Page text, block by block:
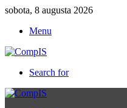
sobota, 8 augusta 2026
Menu
Search for